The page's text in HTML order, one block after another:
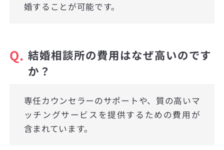
婚することが可能です。
Q. 結婚相談所の費用はなぜ高いのです
か？
専任カウンセラーのサポートや、質の高いマ
ッチングサービスを提供するための費用が
含まれています。